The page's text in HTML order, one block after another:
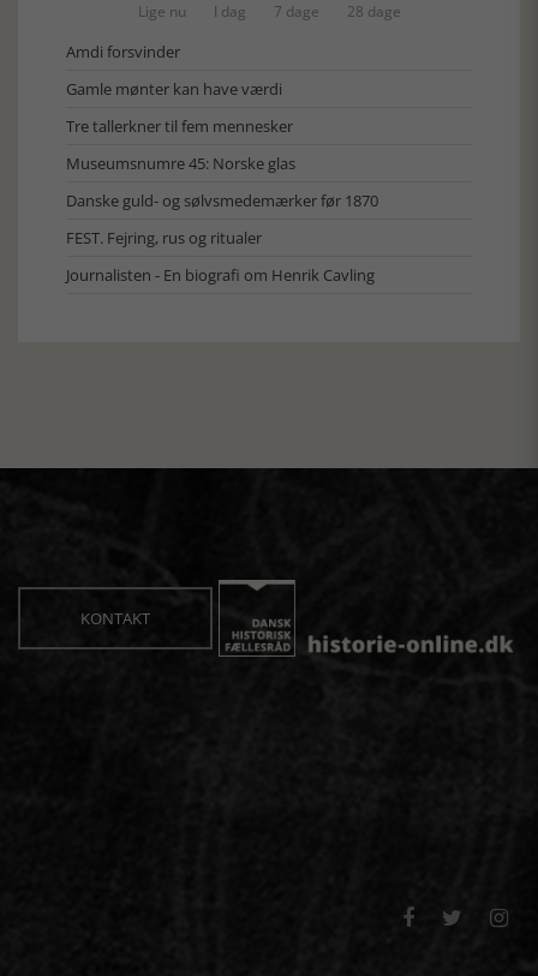
Lige nu I dag 7 dage 28 dage
Amdi forsvinder
Gamle mønter kan have værdi
Tre tallerkner til fem mennesker
Museumsnumre 45: Norske glas
Danske guld- og sølvsmedemærker før 1870
FEST. Fejring, rus og ritualer
Journalisten - En biografi om Henrik Cavling
KONTAKT
  